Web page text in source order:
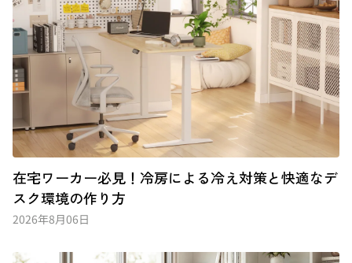
在宅ワーカー必見！冷房による冷え対策と快適なデ
スク環境の作り方
2026年8月06日